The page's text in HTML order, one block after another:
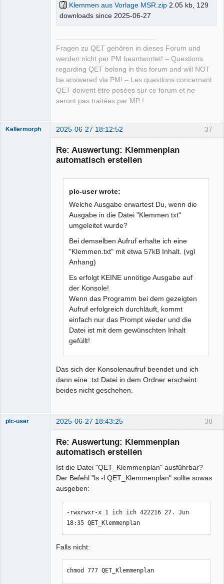
Klemmen aus Vorlage MSR.zip 2.05 kb, 129
downloads since 2025-06-27
Fragen zu QET gehören in dieses Forum und
werden nicht per PM beantwortet! – Questions
regarding QET belong in this forum and will NOT
be answered via PM! – Les questions concernant
QET doivent être posées sur ce forum et ne
seront pas traitées par MP !
37
Kellermorph 2025-06-27 18:12:52
Re: Auswertung: Klemmenplan
automatisch erstellen
plc-user wrote:
Welche Ausgabe erwartest Du, wenn die
Ausgabe in die Datei "Klemmen.txt"
umgeleitet wurde?
Bei demselben Aufruf erhalte ich eine
"Klemmen.txt" mit etwa 57kB Inhalt. (vgl
Anhang)
Es erfolgt KEINE unnötige Ausgabe auf
der Konsole!
Wenn das Programm bei dem gezeigten
Aufruf erfolgreich durchläuft, kommt
einfach nur das Prompt wieder und die
Datei ist mit dem gewünschten Inhalt
gefüllt!
Das sich der Konsolenaufruf beendet und ich
dann eine .txt Datei in dem Ordner erscheint.
beides nicht geschehen.
38
plc-user 2025-06-27 18:43:25
Re: Auswertung: Klemmenplan
automatisch erstellen
Ist die Datei "QET_Klemmenplan" ausführbar?
Der Befehl "ls -l QET_Klemmenplan" sollte sowas
ausgeben:
-rwxrwxr-x 1 ich ich 422216 27. Jun
18:35 QET_Klemmenplan
Falls nicht:
chmod 777 QET_Klemmenplan